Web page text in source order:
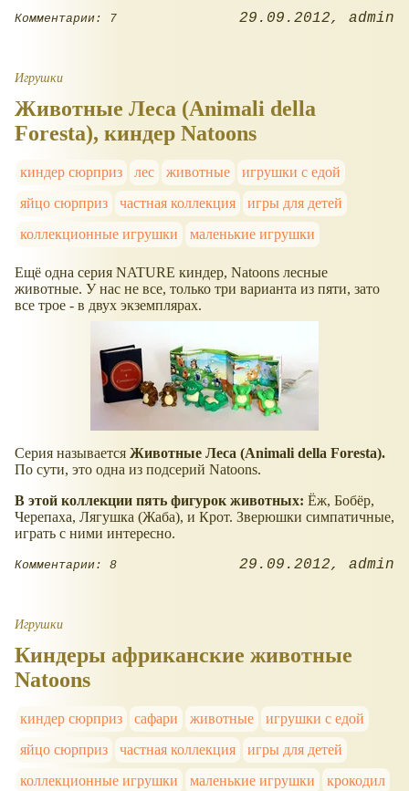
Комментарии: 7 29.09.2012 admin
Игрушки
Животные Леса (Animali della
Foresta), киндер Natoons
киндер сюрприз лес животные
игрушки с едой
яйцо сюрприз
частная коллекция
игры для детей
коллекционные игрушки
маленькие игрушки
Ещё одна серия NATURE киндер, Natoons лесные
животные. У нас не все, только три варианта из пяти, зато
все трое - в двух экземплярах.
Серия называется Животные Леса (Animali della Foresta).
По сути, это одна из подсерий Natoons.
В этой коллекции пять фигурок животных: Ёж, Бобёр,
Черепаха, Лягушка (Жаба), и Крот. Зверюшки симпатичные,
играть с ними интересно.
Комментарии: 8 29.09.2012 admin
Игрушки
Киндеры африканские животные
Natoons
киндер сюрприз сафари животные
игрушки с едой
яйцо сюрприз
частная коллекция
игры для детей
коллекционные игрушки
маленькие игрушки
крокодил